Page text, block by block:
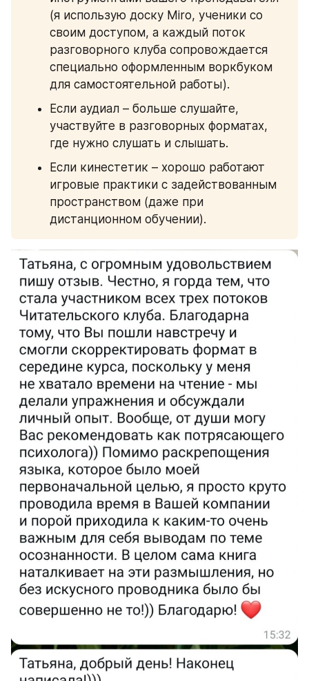
(я использую доску Miro, ученики со
своим доступом, а каждый поток
разговорного клуба сопровождается
специально оформленным воркбуком
для самостоятельной работы).
Если аудиал – больше слушайте,
участвуйте в разговорных форматах,
где нужно слушать и слышать.
Если кинестетик – хорошо работают
игровые практики с задействованным
пространством (даже при
дистанционном обучении).